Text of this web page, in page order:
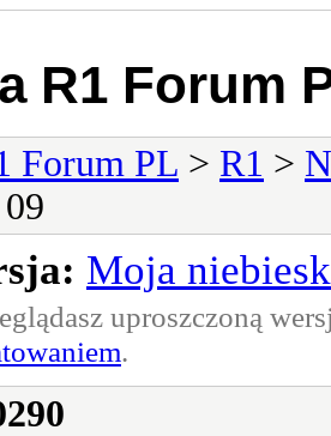
R1 Forum
Forum PL > R1 >
Moja
uproszczoną
.